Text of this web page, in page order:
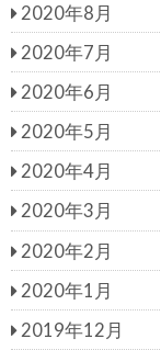
2020年8月
2020年7月
2020年6月
2020年5月
2020年4月
2020年3月
2020年2月
2020年1月
2019年12月